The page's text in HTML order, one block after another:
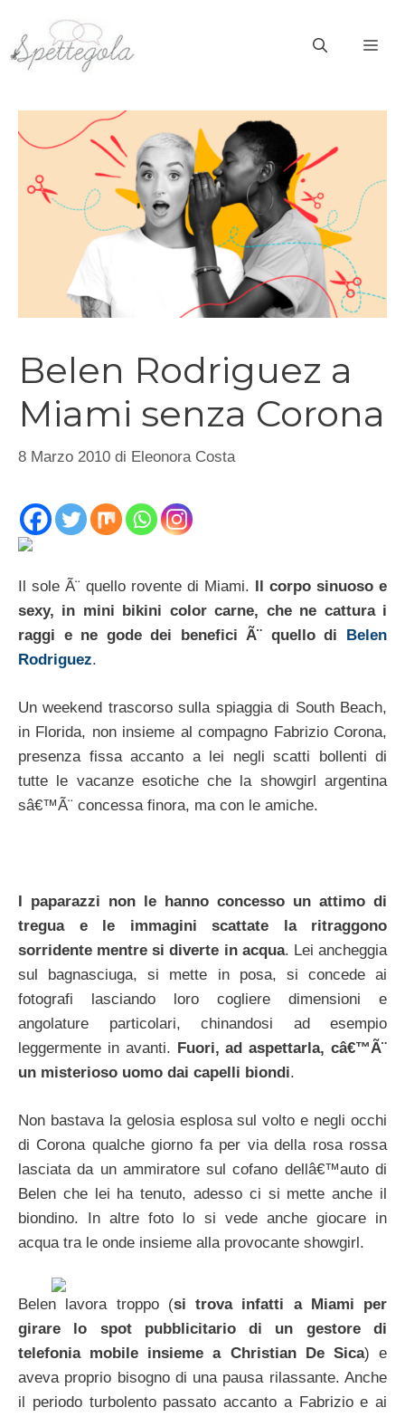
contenuto
Belen Rodriguez a
Miami senza Corona
8 Marzo 2010 di Eleonora Costa
Il sole Ã¨ quello rovente di Miami.
Il corpo sinuoso e
sexy, in mini bikini color carne, che ne cattura i
raggi e ne gode dei benefici Ã¨ quello di
Belen
Rodriguez.
Un weekend trascorso sulla spiaggia di South Beach,
in Florida, non insieme al compagno Fabrizio Corona,
presenza fissa accanto a lei negli scatti bollenti di
tutte le vacanze esotiche che la showgirl argentina
sâ€™Ã¨ concessa finora, ma con le amiche.
I paparazzi non le hanno concesso un attimo di
tregua e le immagini scattate la ritraggono
sorridente mentre si diverte in acqua. Lei ancheggia
sul bagnasciuga, si mette in posa, si concede ai
fotografi lasciando loro cogliere dimensioni e
angolature particolari, chinandosi ad esempio
leggermente in avanti. Fuori, ad aspettarla, câ€™Ã¨
un misterioso uomo dai capelli biondi.
Non bastava la gelosia esplosa sul volto e negli occhi
di Corona qualche giorno fa per via della rosa rossa
lasciata da un ammiratore sul cofano dellâ€™auto di
Belen che lei ha tenuto, adesso ci si mette anche il
biondino. In altre foto lo si vede anche giocare in
acqua tra le onde insieme alla provocante showgirl.
Belen lavora troppo (si trova infatti a Miami per
girare lo spot pubblicitario di un gestore di
telefonia mobile insieme a Christian De Sica) e
aveva proprio bisogno di una pausa rilassante. Anche
il periodo turbolento passato accanto a Fabrizio e ai